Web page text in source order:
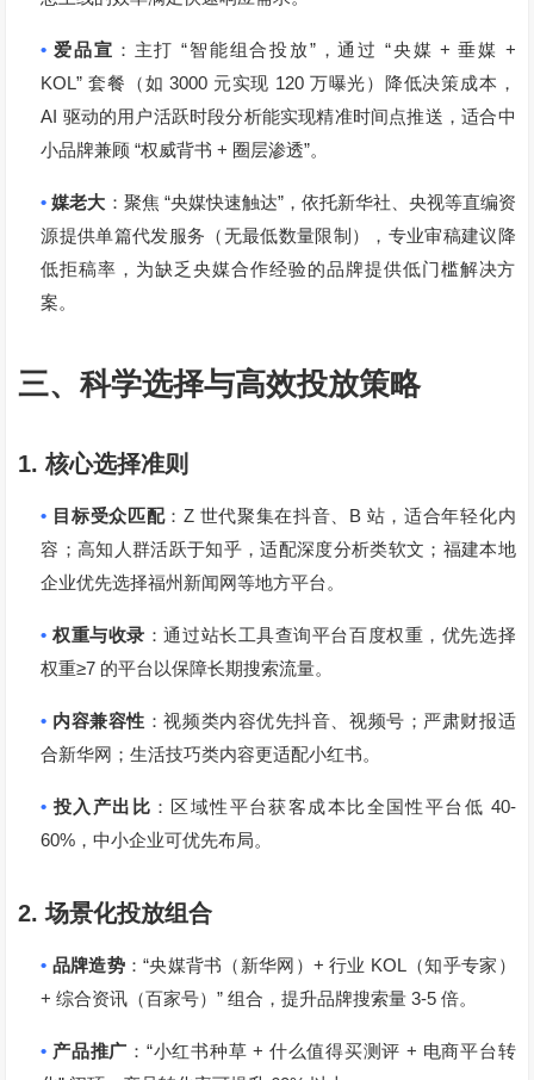
• 爱品宣 ：主打 “智能组合投放”，通过 “央媒+垂媒 +
KOL”套餐（如3000 元实现 120 万曝光）降低决策成本，
AI 驱动的用户活跃时段分析能实现精准时间点推送，适合中
小品牌兼顾“权威背书+ 圈层渗透”。
•媒老大 ：聚焦 “央媒快速触达”，依托新华社、央视等直编资
源提供单篇代发服务（无最低数量限制），专业审稿建议降
低拒稿率，为缺乏央媒合作经验的品牌提供低门槛解决方
案。
三、科学选择与高效投放策略
1.核心选择准则
• 目标受众匹配： Z 世代聚集在抖音、 B 站，适合年轻化内
容；高知人群活跃于知乎，适配深度分析类软文；福建本地
企业优先选择福州新闻网等地方平台。
•权重与收录 ：通过站长工具查询平台百度权重，优先选择
权重≥7 的平台以保障长期搜索流量。
• 内容兼容性 ：视频类内容优先抖音、视频号；严肃财报适
合新华网；生活技巧类内容更适配小红书。
• 投入产出比 ：区域性平台获客成本比全国性平台低 40-
60% ，中小企业可优先布局。
2.场景化投放组合
• 品牌造势：“央媒背书（新华网） +行业 KOL（知乎专家）
+综合资讯（百家号）”组合，提升品牌搜索量3-5倍。
• 产品推广 ： “小红书种草+ 什么值得买测评 + 电商平台转